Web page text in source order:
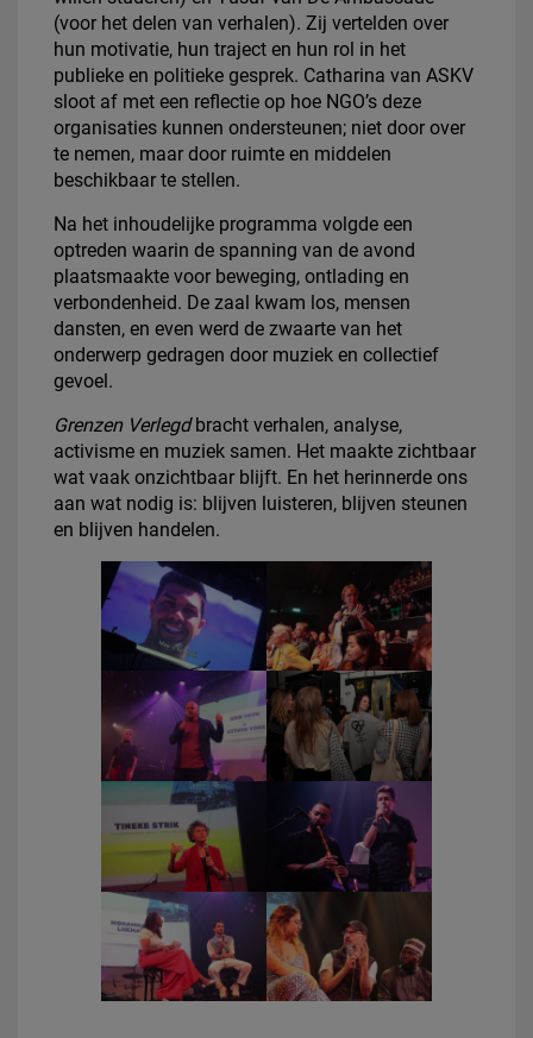
(voor het delen van verhalen). Zij vertelden over
hun motivatie, hun traject en hun rol in het
publieke en politieke gesprek. Catharina van ASKV
sloot af met een reflectie op hoe NGO’s deze
organisaties kunnen ondersteunen; niet door over
te nemen, maar door ruimte en middelen
beschikbaar te stellen.
Na het inhoudelijke programma volgde een
optreden waarin de spanning van de avond
plaatsmaakte voor beweging, ontlading en
verbondenheid. De zaal kwam los, mensen
dansten, en even werd de zwaarte van het
onderwerp gedragen door muziek en collectief
gevoel.
Grenzen Verlegdbracht verhalen, analyse,
activisme en muziek samen. Het maakte zichtbaar
wat vaak onzichtbaar blijft. En het herinnerde ons
aan wat nodig is: blijven luisteren, blijven steunen
en blijven handelen.